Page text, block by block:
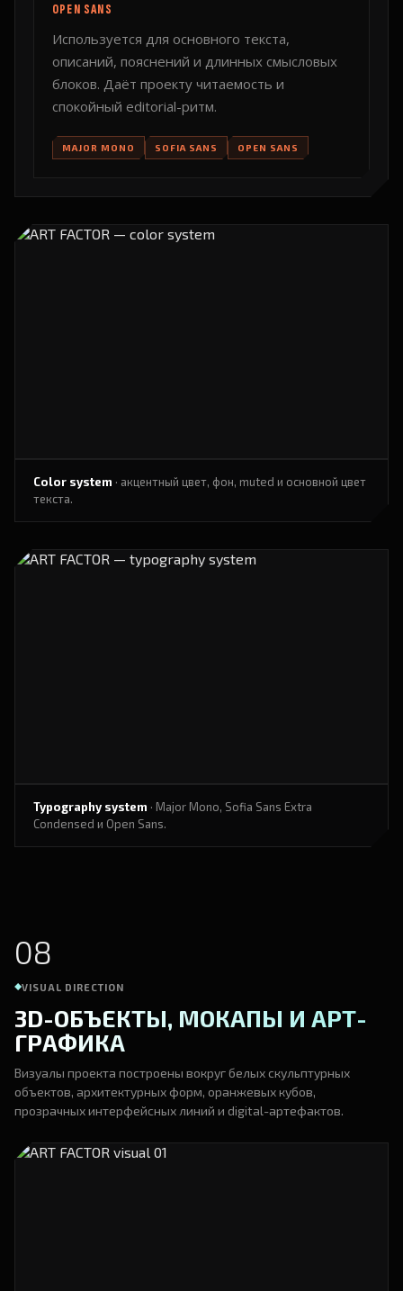
OPEN SANS
Используется для основного текста,
описаний, пояснений и длинных смысловых
блоков. Даёт проекту читаемость и
спокойный editorial-ритм.
MAJOR MONO SOFIA SANS OPEN SANS
Color system · акцентный цвет, фон, muted и основной цвет
текста.
Typography system · Major Mono, Sofia Sans Extra
Condensed и Open Sans.
08
VISUAL DIRECTION
3D-ОБЪЕКТЫ, МОКАПЫ И АРТ-
ГРАФИКА
Визуалы проекта построены вокруг белых скульптурных
объектов, архитектурных форм, оранжевых кубов,
прозрачных интерфейсных линий и digital-артефактов.